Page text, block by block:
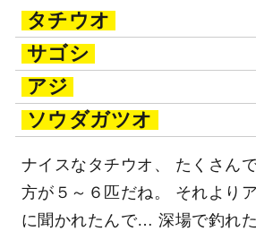
タチウオ
サゴシ
アジ
ソウダガツオ
ナイスなタチウオ、 たくさん
方が５～６匹だね。 それより
に聞かれたんで… 深場で釣れ